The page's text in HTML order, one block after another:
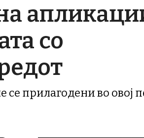
со
се прилагодени во овој